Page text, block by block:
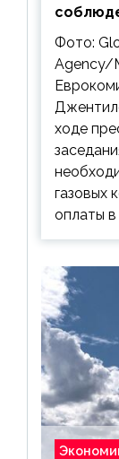
Фото:
Agency/
ходе
газовых
оплаты в